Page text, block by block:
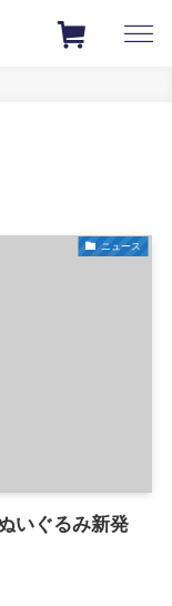
ニュース
いぐるみ新発